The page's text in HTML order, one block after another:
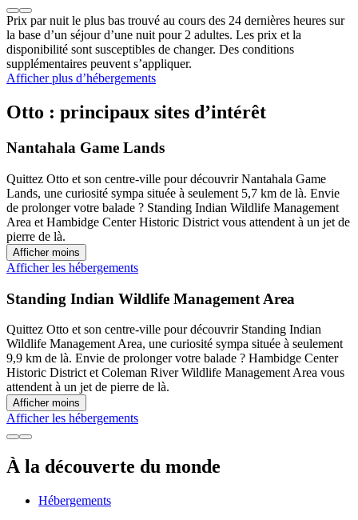
Prix par nuit le plus bas trouvé au cours des 24 dernières heures sur
la base d’un séjour d’une nuit pour 2 adultes. Les prix et la
disponibilité sont susceptibles de changer. Des conditions
supplémentaires peuvent s’appliquer.
Afficher plus d’hébergements
Otto : principaux sites d’intérêt
Nantahala Game Lands
Quittez Otto et son centre-ville pour découvrir Nantahala Game
Lands, une curiosité sympa située à seulement 5,7 km de là. Envie
de prolonger votre balade ? Standing Indian Wildlife Management
Area et Hambidge Center Historic District vous attendent à un jet de
pierre de là.
Afficher moins
Afficher les hébergements
Standing Indian Wildlife Management Area
Quittez Otto et son centre-ville pour découvrir Standing Indian
Wildlife Management Area, une curiosité sympa située à seulement
9,9 km de là. Envie de prolonger votre balade ? Hambidge Center
Historic District et Coleman River Wildlife Management Area vous
attendent à un jet de pierre de là.
Afficher moins
Afficher les hébergements
À la découverte du monde
Hébergements